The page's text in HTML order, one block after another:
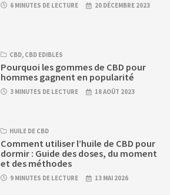
6 MINUTES DE LECTURE 20 DÉCEMBRE 2023
CBD, CBD EDIBLES
Pourquoi les gommes de CBD pour
hommes gagnent en popularité
3 MINUTES DE LECTURE 18 AOÛT 2023
HUILE DE CBD
Comment utiliser l’huile de CBD pour
dormir : Guide des doses, du moment
et des méthodes
9 MINUTES DE LECTURE 13 MAI 2026